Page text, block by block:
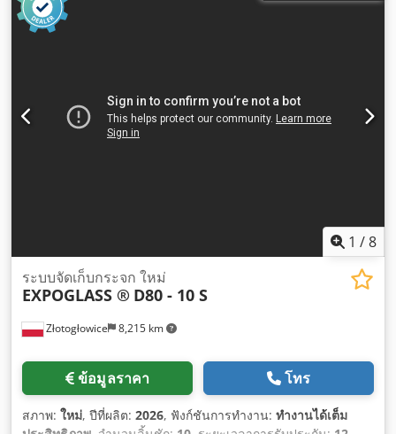
1 /8
Złotogłowice 8,215 km
ระบบจัดเก็บกระจก ใหม่
EXPOGLASS ® D80 - 10 S
ข้อมูลราคา โทร
สภาพ: ใหม่, ปีที่ผลิต: 2026, ฟังก์ชันการทำงาน: ทำงานได้เต็ม